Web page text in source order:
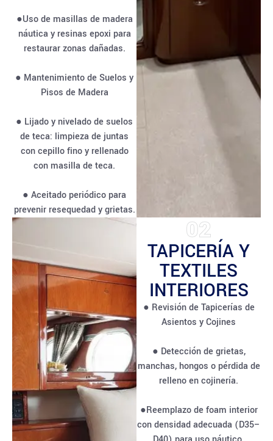
●Uso de masillas de madera
náutica y resinas epoxi para
restaurar zonas dañadas.
● Mantenimiento de Suelos y
Pisos de Madera
● Lijado y nivelado de suelos
de teca: limpieza de juntas
con cepillo fino y rellenado
con masilla de teca.
● Aceitado periódico para
prevenir resequedad y grietas.
02
TAPICERÍA Y
TEXTILES
INTERIORES
● Revisión de Tapicerías de
Asientos y Cojines
● Detección de grietas,
manchas, hongos o pérdida de
relleno en cojinería.
●Reemplazo de foam interior
con densidad adecuada (D35–